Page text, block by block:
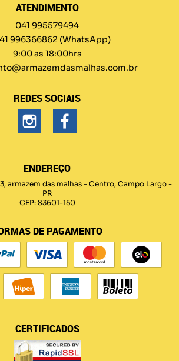
ATENDIMENTO
041 995579494
996366862 (WhatsApp)
9:00 as 18:00hrs
REDES SOCIAIS
ENDEREÇO
armazem das malhas - Centro, Campo Largo -
PR
CEP: 83601-150
DE PAGAMENTO
CERTIFICADOS